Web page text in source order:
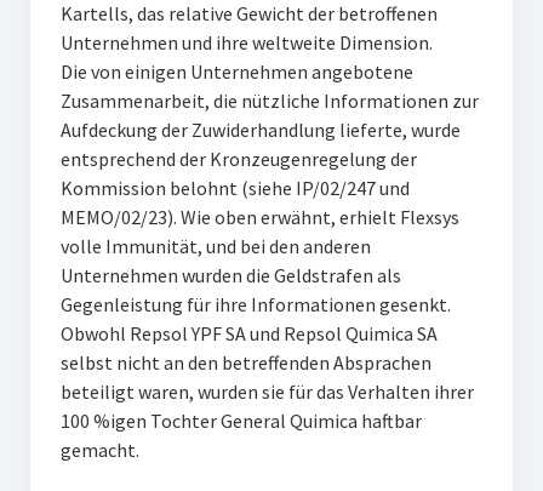
Kartells, das relative Gewicht der betroffenen
Unternehmen und ihre weltweite Dimension.
Die von einigen Unternehmen angebotene
Zusammenarbeit, die nützliche Informationen zur
Aufdeckung der Zuwiderhandlung lieferte, wurde
entsprechend der Kronzeugenregelung der
Kommission belohnt (siehe IP/02/247 und
MEMO/02/23). Wie oben erwähnt, erhielt Flexsys
volle Immunität, und bei den anderen
Unternehmen wurden die Geldstrafen als
Gegenleistung für ihre Informationen gesenkt.
Obwohl Repsol YPF SA und Repsol Quimica SA
selbst nicht an den betreffenden Absprachen
beteiligt waren, wurden sie für das Verhalten ihrer
100 %igen Tochter General Quimica haftbar
gemacht.